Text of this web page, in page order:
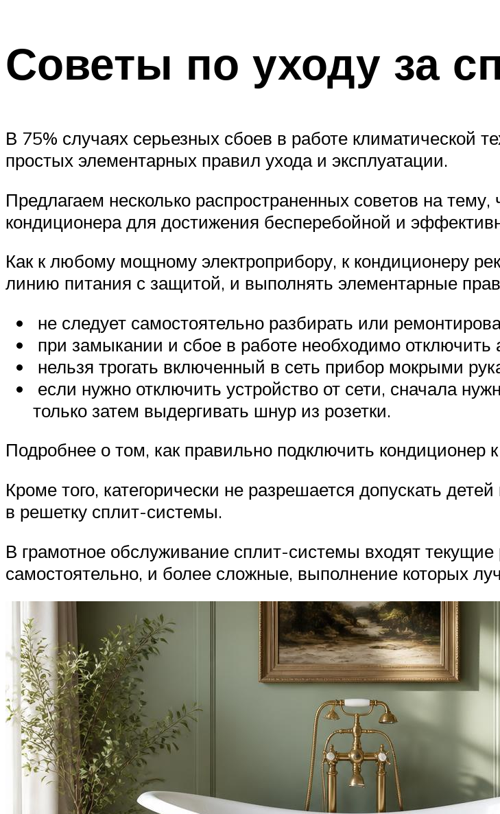
Советы по уходу за
В 75% случаях серьезных сбоев в работе климатической
простых элементарных правил ухода и эксплуатации.
Предлагаем несколько распространенных советов на
кондиционера для достижения бесперебойной и
Как к любому мощному электроприбору, к кондиционеру
линию питания с защитой, и выполнять элементарные
не следует самостоятельно разбирать или
при замыкании и сбое в работе необходимо отключить
нельзя трогать включенный в сеть прибор мокрыми
если нужно отключить устройство от сети, сначала
только затем выдергивать шнур из розетки.
Подробнее о том, как правильно подключить кондиционер
Кроме того, категорически не разрешается допускать
в решетку сплит-системы.
В грамотное обслуживание сплит-системы входят
самостоятельно, и более сложные, выполнение которых